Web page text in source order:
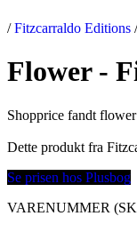
/ Fitzcarraldo Editions /
Flower -
Shopprice fandt
Dette produkt fra
Se prisen hos Plusbog
VARENUMMER